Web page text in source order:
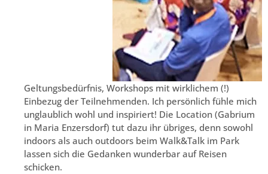
Geltungsbedürfnis, Workshops mit wirklichem (!)
Einbezug der Teilnehmenden. Ich persönlich fühle mich
unglaublich wohl und inspiriert! Die Location (Gabrium
in Maria Enzersdorf) tut dazu ihr übriges, denn sowohl
indoors als auch outdoors beim Walk&Talk im Park
lassen sich die Gedanken wunderbar auf Reisen
schicken.